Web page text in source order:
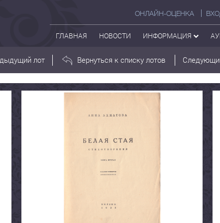
ОНЛАЙН-ОЦЕНКА
ГЛАВНАЯ НОВОСТИ ИНФОРМАЦИЯ
лот Вернуться к списку лотов